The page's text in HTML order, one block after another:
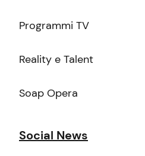
Programmi TV
Reality e Talent
Soap Opera
Social News